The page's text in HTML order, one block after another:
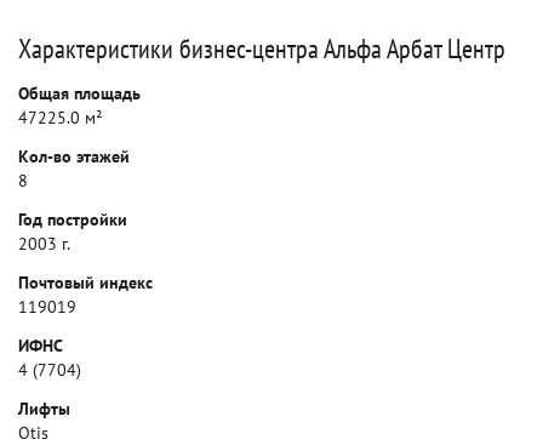
Характеристики бизнес-центра Альфа Арбат Центр
Общая площадь
47225.0 м²
Кол-во этажей
8
Год постройки
2003 г.
Почтовый индекс
119019
ИФНС
4 (7704)
Лифты
Otis